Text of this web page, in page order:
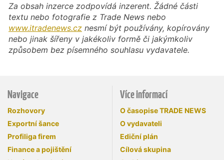
Za obsah inzerce zodpovídá inzerent. Žádné části
textu nebo fotografie z Trade News nebo
www.itradenews.cz nesmí být používány, kopírovány
nebo jinak šířeny v jakékoliv formě či jakýmkoliv
způsobem bez písemného souhlasu vydavatele.
Navigace
Rozhovory
Exportní šance
Profiliga firem
Finance a pojištění
Více informací
O časopise TRADE NEWS
O vydavateli
Ediční plán
Cílová skupina